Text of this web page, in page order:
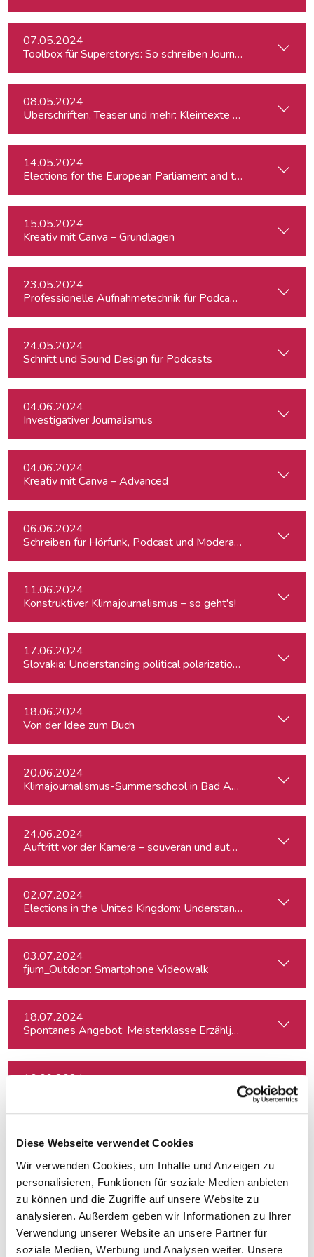
Diese Webseite verwendet Cookies
Wir verwenden Cookies, um Inhalte und Anzeigen zu
personalisieren, Funktionen für soziale Medien anbieten
zu können und die Zugriffe auf unsere Website zu
analysieren. Außerdem geben wir Informationen zu Ihrer
Verwendung unserer Website an unsere Partner für
soziale Medien, Werbung und Analysen weiter. Unsere
07.05.2024
Toolbox für Superstorys: So schreiben Journalist:innen
08.05.2024
Überschriften, Teaser und mehr: Kleintexte einfach besser
14.05.2024
15.05.2024
Kreativ mit Canva – Grundlagen
23.05.2024
Professionelle Aufnahmetechnik für Podcasts
24.05.2024
Schnitt und Sound Design für Podcasts
04.06.2024
Investigativer Journalismus
04.06.2024
Kreativ mit Canva – Advanced
06.06.2024
Schreiben für Hörfunk, Podcast und Moderation
11.06.2024
Konstruktiver Klimajournalismus – so geht's!
17.06.2024
Slovakia: Understanding political polarizations and their
18.06.2024
Von der Idee zum Buch
20.06.2024
Klimajournalismus-Summerschool in Bad Aussee
24.06.2024
Auftritt vor der Kamera – souverän und authentisch
02.07.2024
Elections in the United Kingdom: Understanding Voters’
03.07.2024
fjum_Outdoor: Smartphone Videowalk
18.07.2024
Spontanes Angebot: Meisterklasse Erzähljournalismus –
10.09.2024
Netzwerk Klimajournalismus: Press Briefing zur
17.09.2024
18.09.2024
Election Results in Eastern Germany: